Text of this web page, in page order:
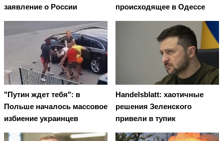
заявление о России
происходящее в Одессе
"Путин ждет тебя": в
Польше началось массовое
избиение украинцев
Handelsblatt: хаотичные
решения Зеленского
привели в тупик